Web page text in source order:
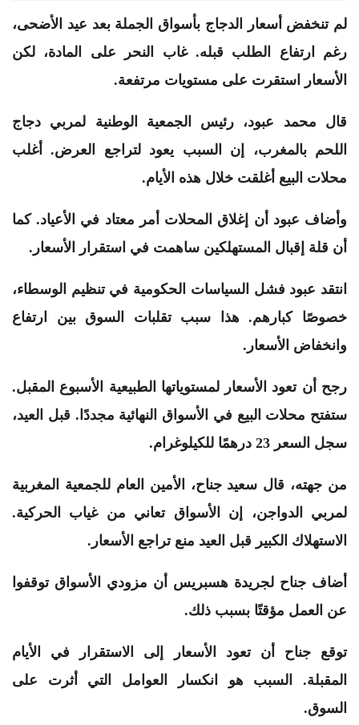
لم تنخفض أسعار الدجاج بأسواق الجملة بعد عيد الأضحى،
رغم ارتفاع الطلب قبله. غاب النحر على المادة، لكن
الأسعار استقرت على مستويات مرتفعة.
قال محمد عبود، رئيس الجمعية الوطنية لمربي دجاج
اللحم بالمغرب، إن السبب يعود لتراجع العرض. أغلب
محلات البيع أغلقت خلال هذه الأيام.
وأضاف عبود أن إغلاق المحلات أمر معتاد في الأعياد. كما
أن قلة إقبال المستهلكين ساهمت في استقرار الأسعار.
انتقد عبود فشل السياسات الحكومية في تنظيم الوسطاء،
خصوصًا كبارهم. هذا سبب تقلبات السوق بين ارتفاع
وانخفاض الأسعار.
رجح أن تعود الأسعار لمستوياتها الطبيعية الأسبوع المقبل.
ستفتح محلات البيع في الأسواق النهائية مجددًا. قبل العيد،
سجل السعر 23 درهمًا للكيلوغرام.
من جهته، قال سعيد جناح، الأمين العام للجمعية المغربية
لمربي الدواجن، إن الأسواق تعاني من غياب الحركية.
الاستهلاك الكبير قبل العيد منع تراجع الأسعار.
أضاف جناح لجريدة هسبريس أن مزودي الأسواق توقفوا
عن العمل مؤقتًا بسبب ذلك.
توقع جناح أن تعود الأسعار إلى الاستقرار في الأيام
المقبلة. السبب هو انكسار العوامل التي أثرت على
السوق.